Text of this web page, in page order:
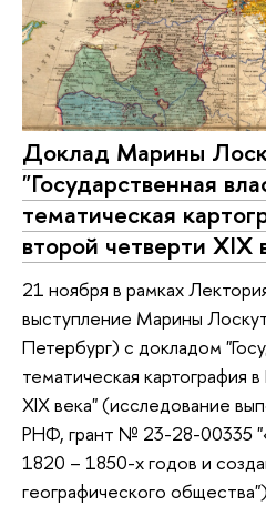
Доклад Марины
"Государственная
тематическая
второй четверти XIX
21 ноября в рамках
выступление Марины
Петербург) с докладом
тематическая картография
XIX века" (исследование
РНФ, грант № 23-28-00335
1820 – 1850-х годов и
географического